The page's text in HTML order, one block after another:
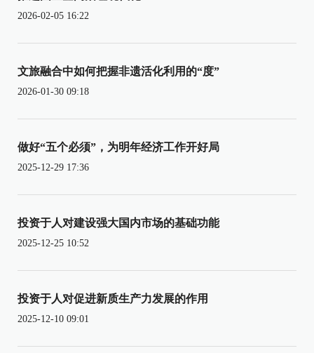
2026-02-05 16:22
文旅融合中如何把握非遗活化利用的“度”
2026-01-30 09:18
做好“五个必须”，为明年经济工作开好局
2025-12-29 17:36
投资于人对建设强大国内市场的基础功能
2025-12-25 10:52
投资于人对促进新质生产力发展的作用
2025-12-10 09:01